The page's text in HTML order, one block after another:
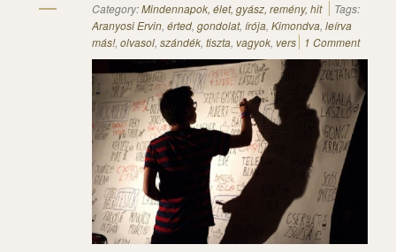
Category:Mindennapok, élet, gyász, remény, hit
Tags:
Aranyosi Ervin, érted, gondolat, írója, Kimondva, leírva
más!, olvasol, szándék, tiszta, vagyok, vers 1 Comment